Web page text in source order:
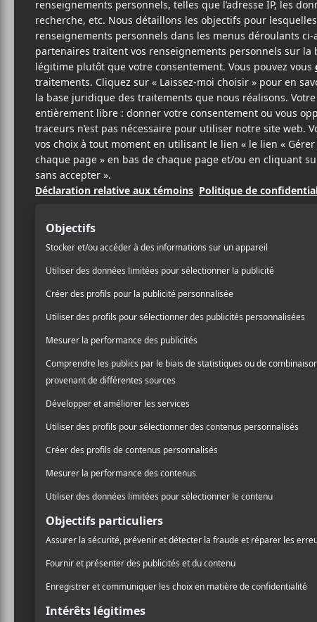
26 SEPTEMBRE 2017
PARLOUIS-PHILIPPE
LABRÈCHE
PARTAGER
F
A
C
E
B
O
O
T
W
I
T
T
E
R
P
A
R
T
A
G
E
Karkwa
Vallée!
C’est une grosse nouvelle
temps d’une soirée le 23
chanson de Petite-
mythique Théâtre de la
https://